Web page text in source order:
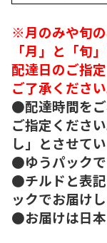
※月のみや旬
「月」と「旬
配達日のご指
ご了承ください
●配達時間を
ご指定くださ
し」とさせて
●ゆうパックで
●チルドと表
ックでお届けし
●お届けは日本